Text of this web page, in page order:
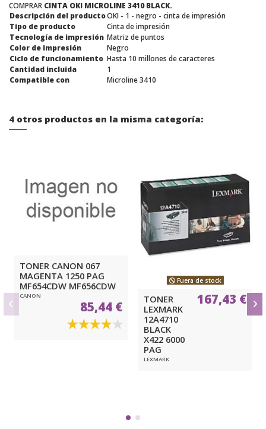
COMPRAR CINTA OKI MICROLINE 3410 BLACK.
Descripción del productoOKI - 1 - negro - cinta de impresión
Tipo de producto
Cinta de impresión
Tecnología de impresión Matriz de puntos
Color de impresión
Negro
Ciclo de funcionamiento Hasta 10 millones de caracteres
Cantidad incluida
1
Compatible con
Microline 3410
4 otros productos en la misma categoría:
TONER CANON 067
MAGENTA 1250 PAG
MF654CDW MF656CDW
CANON
85,44 €
Fuera de stock
TONER
LEXMARK
12A4710
BLACK
X422 6000
PAG
LEXMARK
167,43 €